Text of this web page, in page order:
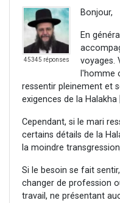
45345 réponses
Bonjour,
En
voyages.
l'homme
ressentir pleinement et
exigences de la
Cependant, si le mari
certains détails de la
la moindre
Si le besoin se fait
changer de profession
travail, ne présentant